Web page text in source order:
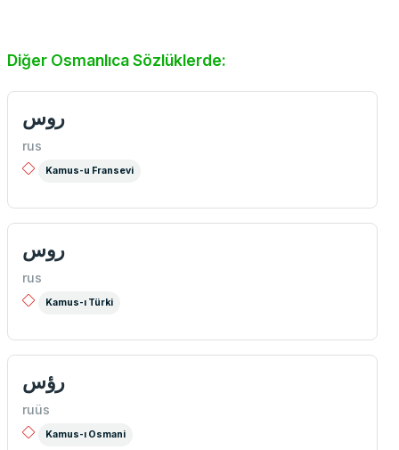
Diğer Osmanlıca Sözlüklerde:
روس
rus
Kamus-u Fransevi
روس
rus
Kamus-ı Türki
رؤس
ruüs
Kamus-ı Osmani